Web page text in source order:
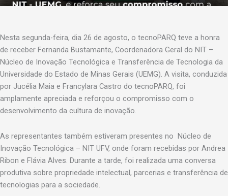
Nesta segunda-feira, dia 26 de agosto, o tecnoPARQ teve a honra
de receber Fernanda Bustamante, Coordenadora Geral do NIT –
Núcleo de Inovação Tecnológica e Transferência de Tecnologia da
Universidade do Estado de Minas Gerais (UEMG). A visita, conduzida
por Jucélia Maia e Francylara Castro do tecnoPARQ, foi
amplamente apreciada e reforçou o compromisso com o
desenvolvimento da cultura de inovação.
As representantes também estiveram presentes no Núcleo de
Inovação Tecnológica – NIT UFV, onde foram recebidas por Andrea
Ribon e Flávia Alves. Durante a tarde, foi realizada uma conversa
produtiva sobre propriedade intelectual, parcerias e transferência de
tecnologias para a sociedade.